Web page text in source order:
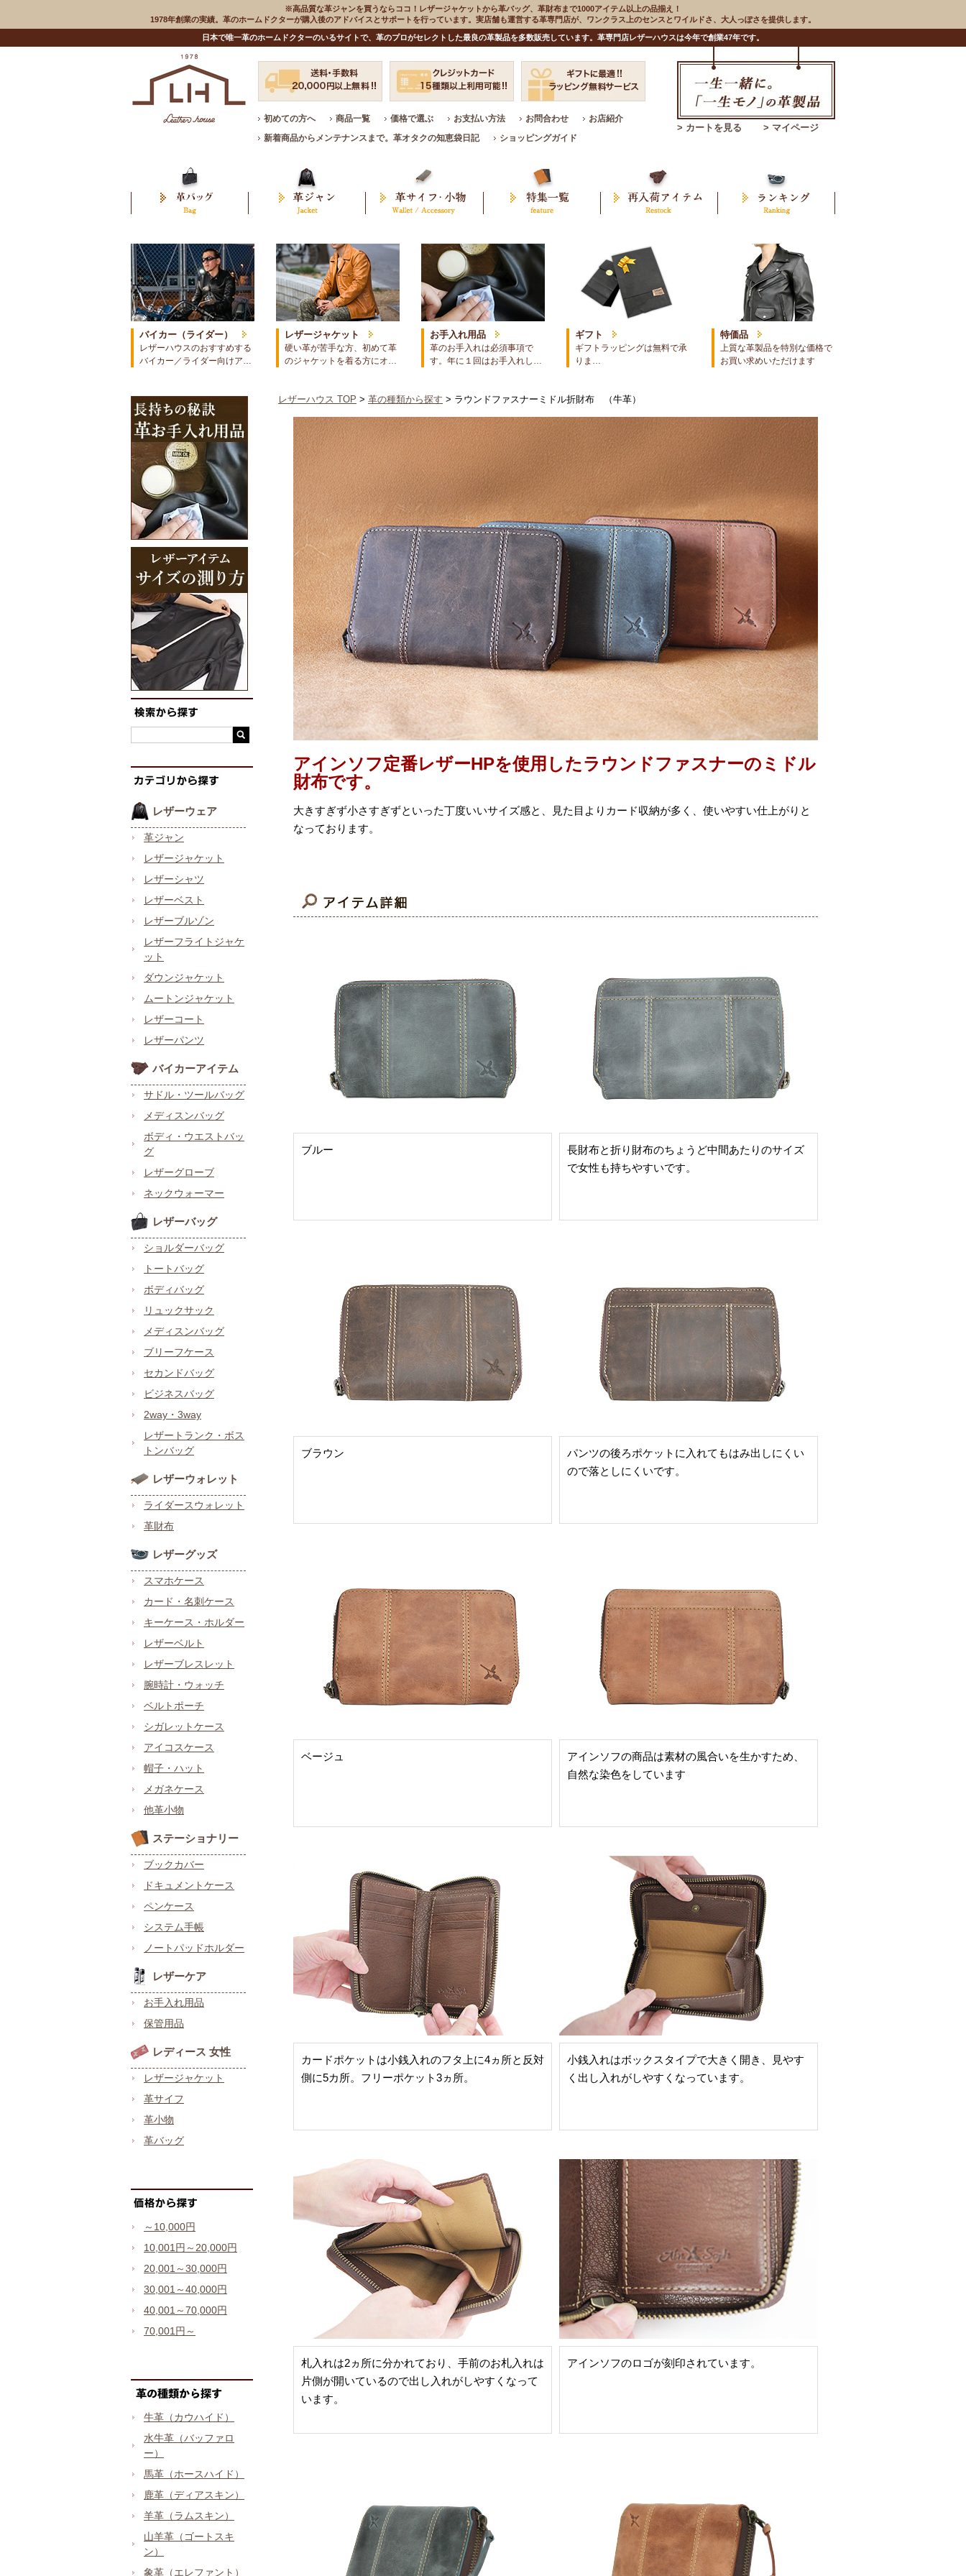
※高品質な革ジャンを買うならココ！レザージャケットから革バッグ、革財布まで1000アイテム以上の品揃え！
1978年創業の実績。革のホームドクターが購入後のアドバイスとサポートを行っています。実店舗も運営する革専門店が、ワンクラス上のセンスとワイルドさ、大人っぽさを提供します。
日本で唯一革のホームドクターのいるサイトで、革のプロがセレクトした最良の革製品を多数販売しています。革専門店レザーハウスは今年で創業47年です。
初めての方へ 商品一覧 価格で選ぶ お支払い方法 お問合わせ
お店紹介
新着商品からメンテナンスまで。革オタクの知恵袋日記
ショッピングガイド
> カートを見る > マイページ
バイカー（ライダー）
レザーハウスのおすすめする
バイカー／ライダー向けア…
レザージャケット
硬い革が苦手な方、初めて革
のジャケットを着る方にオ…
お手入れ用品
革のお手入れは必須事項で
す。年に１回はお手入れし…
ギフト
ギフトラッピングは無料で承
りま…
特価品
上質な革製品を特別な価格で
お買い求めいただけます
レザーウェア
革ジャン
レザージャケット
レザーシャツ
レザーベスト
レザーブルゾン
レザーフライトジャケ
ット
ダウンジャケット
ムートンジャケット
レザーコート
レザーパンツ
バイカーアイテム
サドル・ツールバッグ
メディスンバッグ
ボディ・ウエストバッ
グ
レザーグローブ
ネックウォーマー
レザーバッグ
ショルダーバッグ
トートバッグ
ボディバッグ
リュックサック
メディスンバッグ
ブリーフケース
セカンドバッグ
ビジネスバッグ
2way・3way
レザートランク・ボス
トンバッグ
レザーウォレット
ライダースウォレット
革財布
レザーグッズ
スマホケース
カード・名刺ケース
キーケース・ホルダー
レザーベルト
レザーブレスレット
腕時計・ウォッチ
ベルトポーチ
シガレットケース
アイコスケース
帽子・ハット
メガネケース
他革小物
ステーショナリー
ブックカバー
ドキュメントケース
ペンケース
システム手帳
ノートパッドホルダー
レザーケア
お手入れ用品
保管用品
レディース 女性
レザージャケット
革サイフ
革小物
革バッグ
～10,000円
10,001円～20,000円
20,001～30,000円
30,001～40,000円
40,001～70,000円
70,001円～
牛革（カウハイド）
水牛革（バッファロ
ー）
馬革（ホースハイド）
鹿革（ディアスキン）
羊革（ラムスキン）
山羊革（ゴートスキ
ン）
象革（エレファント）
レザーハウス TOP > 革の種類から探す > ラウンドファスナーミドル折財布 （牛革）
アインソフ定番レザーHPを使用したラウンドファスナーのミドル
財布です。
大きすぎず小さすぎずといった丁度いいサイズ感と、見た目よりカード収納が多く、使いやすい仕上がりと
なっております。
ブルー
長財布と折り財布のちょうど中間あたりのサイズ
で女性も持ちやすいです。
ブラウン
パンツの後ろポケットに入れてもはみ出しにくい
ので落としにくいです。
ベージュ
アインソフの商品は素材の風合いを生かすため、
自然な染色をしています
カードポケットは小銭入れのフタ上に4ヵ所と反対
側に5カ所。フリーポケット3ヵ所。
小銭入れはボックスタイプで大きく開き、見やす
く出し入れがしやすくなっています。
札入れは2ヵ所に分かれており、手前のお札入れは
片側が開いているので出し入れがしやすくなって
います。
アインソフのロゴが刻印されています。